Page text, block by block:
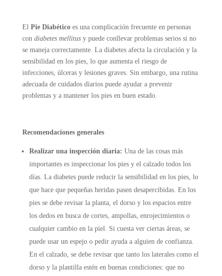
El Pie Diabéticoes una complicación frecuente en personas
condiabetes mellitus y puede conllevar problemas serios si no
se maneja correctamente. La diabetes afecta la circulación y la
sensibilidad en los pies, lo que aumenta el riesgo de
infecciones, úlceras y lesiones graves. Sin embargo, una rutina
adecuada de cuidados diarios puede ayudar a prevenir
problemas y a mantener los pies en buen estado.
Recomendaciones generales
Realizar una inspección diaria: Una de las cosas más
importantes es inspeccionar los pies y el calzado todos los
días. La diabetes puede reducir la sensibilidad en los pies, lo
que hace que pequeñas heridas pasen desapercibidas. En los
pies se debe revisar la planta, el dorso y los espacios entre
los dedos en busca de cortes, ampollas, enrojecimientos o
cualquier cambio en la piel. Si cuesta ver ciertas áreas, se
puede usar un espejo o pedir ayuda a alguien de confianza.
En el calzado, se debe revisar que tanto los laterales como el
dorso y la plantilla estén en buenas condiciones: que no